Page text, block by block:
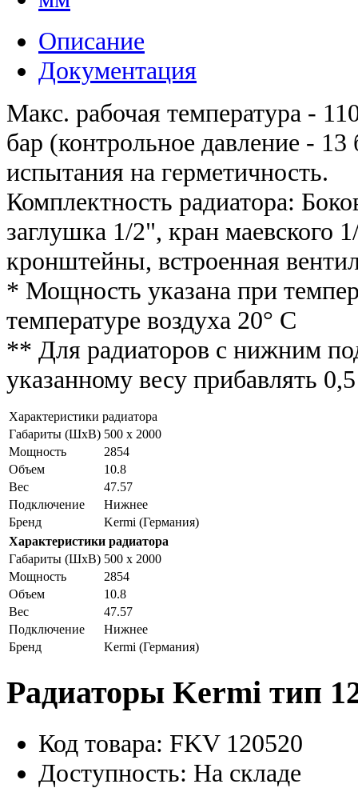
Описание
Документация
Макс. рабочая температура -
бар (контрольное давление -
испытания на герметичность.
Комплектность радиатора:
заглушка 1/2", кран
кронштейны, встроенная
* Мощность указана при
температуре воздуха 20° С
** Для радиаторов с нижним
указанному весу прибавлять 0,5
Характеристики радиатора
Габариты (ШxВ) 500 x 2000
Мощность
2854
Объем
10.8
Вес
47.57
Подключение
Нижнее
Бренд
Kermi (Германия)
Характеристики радиатора
Габариты (ШxВ) 500 x 2000
Мощность
2854
Объем
10.8
Вес
47.57
Подключение
Нижнее
Бренд
Kermi (Германия)
Радиаторы Kermi тип
Код товара: FKV 120520
Доступность: На складе